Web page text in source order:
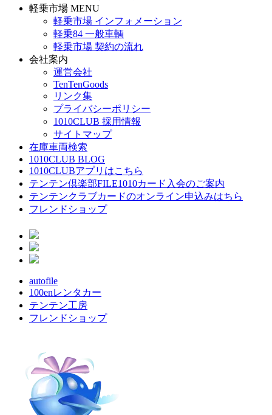
軽乗市場 MENU
軽乗市場 インフォメーション
軽乗84 一般車輌
軽乗市場 契約の流れ
会社案内
運営会社
TenTenGoods
リンク集
プライバシーポリシー
1010CLUB 採用情報
サイトマップ
在庫車両検索
1010CLUB BLOG
1010CLUBアプリはこちら
テンテン倶楽部FILE1010カード入会のご案内
テンテンクラブカードのオンライン申込みはちら
フレンドショップ
autofile
100enレンタカー
テンテン工房
フレンドショップ